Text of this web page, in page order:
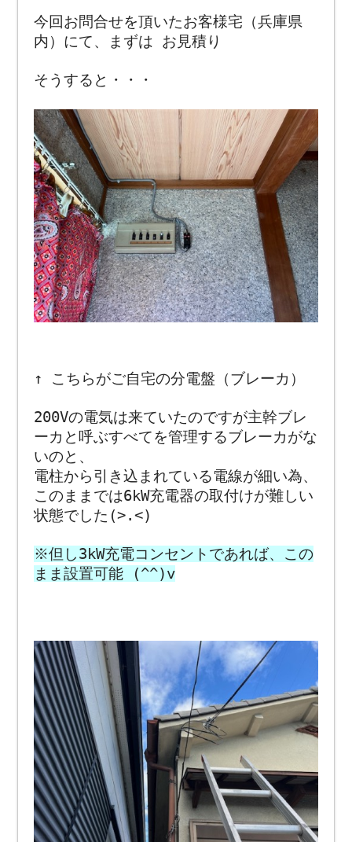
今回お問合せを頂いたお客様宅（兵庫県
内）にて、まずは お見積り
そうすると・・・
↑ こちらがご自宅の分電盤（ブレーカ）
200Vの電気は来ていたのですが主幹ブレ
ーカと呼ぶすべてを管理するブレーカがな
いのと、
電柱から引き込まれている電線が細い為、
このままでは6kW充電器の取付けが難しい
状態でした(>.<)
※但し3kW充電コンセントであれば、この
まま設置可能 (^^)v